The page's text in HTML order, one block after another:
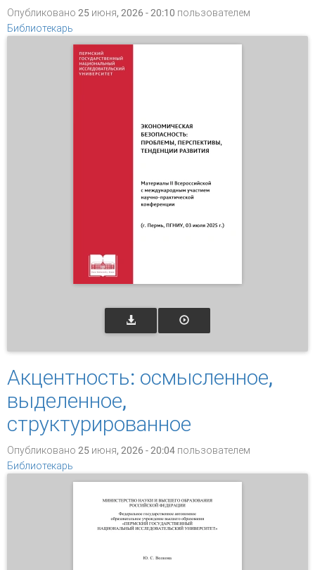
Опубликовано 25 июня, 2026 - 20:10 пользователем
Библиотекарь
Акцентность: осмысленное,
выделенное,
структурированное
Опубликовано 25 июня, 2026 - 20:04 пользователем
Библиотекарь